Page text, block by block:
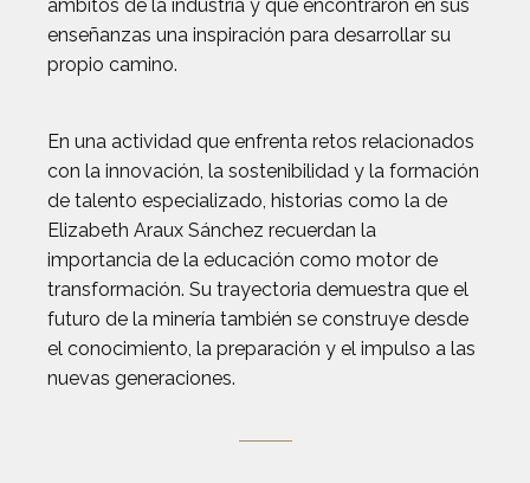
ámbitos de la industria y que encontraron en sus
enseñanzas una inspiración para desarrollar su
propio camino.
En una actividad que enfrenta retos relacionados
con la innovación, la sostenibilidad y la formación
de talento especializado, historias como la de
Elizabeth Araux Sánchez recuerdan la
importancia de la educación como motor de
transformación. Su trayectoria demuestra que el
futuro de la minería también se construye desde
el conocimiento, la preparación y el impulso a las
nuevas generaciones.